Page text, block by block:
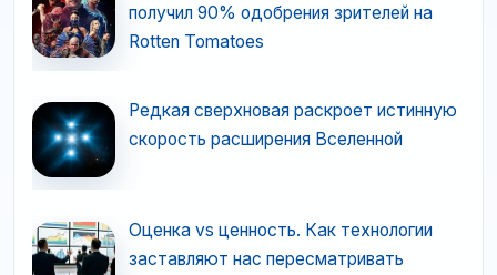
получил 90% одобрения зрителей на
Rotten Tomatoes
Редкая сверхновая раскроет истинную
скорость расширения Вселенной
Оценка vs ценность. Как технологии
заставляют нас пересматривать